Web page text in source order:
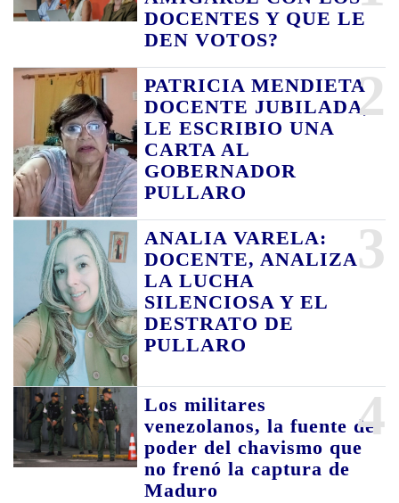
DOCENTES Y QUE LE
DEN VOTOS?
2
PATRICIA MENDIETA
DOCENTE JUBILADA,
LE ESCRIBIO UNA
CARTA AL
GOBERNADOR
PULLARO
3
ANALIA VARELA:
DOCENTE, ANALIZA
LA LUCHA
SILENCIOSA Y EL
DESTRATO DE
PULLARO
4
Los militares
venezolanos, la fuente de
poder del chavismo que
no frenó la captura de
Maduro